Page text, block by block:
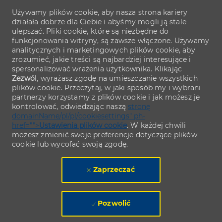
Używamy plików cookie, aby nasza strona kariery
działała dobrze dla Ciebie i abyśmy mogli ją stale
ulepszać. Pliki cookie, które są niezbędne do
funkcjonowania witryny, są zawsze włączone. Używamy
analitycznych i marketingowych plików cookie, aby
zrozumieć, jakie treści są najbardziej interesujące i
spersonalizować wrażenia użytkownika. Klikając
Zezwól, wyrażasz zgodę na umieszczanie wszystkich
plików cookie. Przeczytaj, w jaki sposób my i wybrani
partnerzy korzystamy z plików cookie i jak możesz je
kontrolować, odwiedzając naszą stronę
domainName/pl/pl/cookiesettings" ph-
href="">Ustawienia plików cookie. W każdej chwili
możesz zmienić swoje preferencje dotyczące plików
cookie lub wycofać swoją zgodę.
Zaprzeczać
Pozwolić